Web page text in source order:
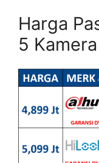
Harga
5 Kamera